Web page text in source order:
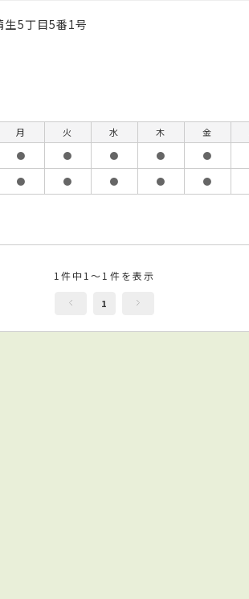
生5丁目5番1号
月 火 水 木 金
● ● ● ● ●
● ● ● ● ●
1件中1～1件を表示
1